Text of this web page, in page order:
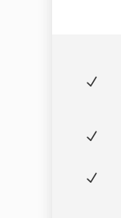
N
N
N